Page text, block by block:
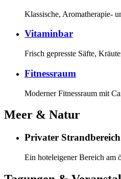
Klassische, Aromatherapie-
Vitaminbar
Frisch gepresste Säfte,
Fitnessraum
Moderner Fitnessraum mit
Meer & Natur
Privater Strandbereich
Ein hoteleigener Bereich am